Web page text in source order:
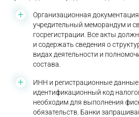
Организационная
учредительный меморандум и
госрегистрации. Все акты
и содержать сведения о
видах деятельности и
состава.
ИНН и регистрационные
идентификационный код
необходим для выполнения
обязательств. Банки